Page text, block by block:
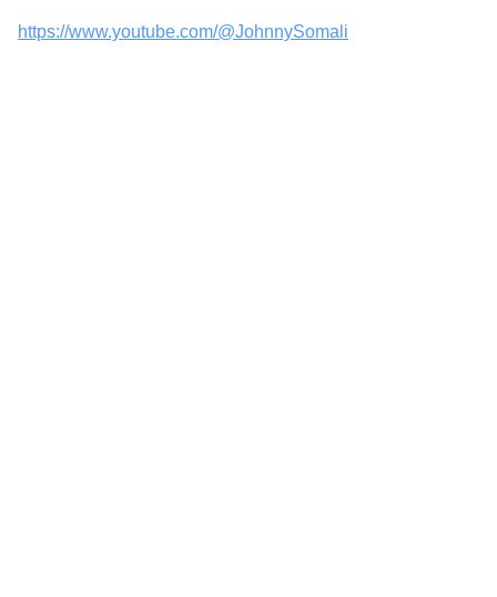
https://www.youtube.com/@JohnnySomali